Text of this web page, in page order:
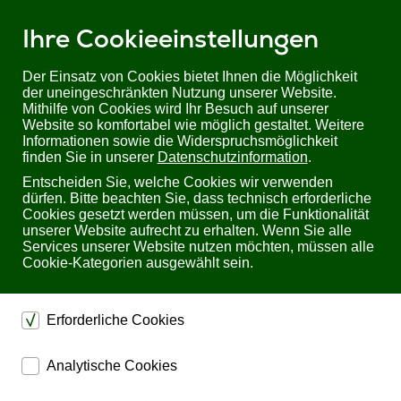
Ihre Cookieeinstellungen
Der Einsatz von Cookies bietet Ihnen die Möglichkeit
der uneingeschränkten Nutzung unserer Website.
Mithilfe von Cookies wird Ihr Besuch auf unserer
Website so komfortabel wie möglich gestaltet. Weitere
Informationen sowie die Widerspruchsmöglichkeit
finden Sie in unserer Datenschutzinformation.
Entscheiden Sie, welche Cookies wir verwenden
dürfen. Bitte beachten Sie, dass technisch erforderliche
Cookies gesetzt werden müssen, um die Funktionalität
unserer Website aufrecht zu erhalten. Wenn Sie alle
Services unserer Website nutzen möchten, müssen alle
Cookie-Kategorien ausgewählt sein.
Erforderliche Cookies
dienen dem technischen einwandfreien Betrieb unserer
Website.
Analytische Cookies
Sie befinden sich hier:Startseite Produkte
Restposten
4x2 1080p HDMI-Matrix: PM4X2 von aavara
4x2 1080p HDMI-Matrix: PM4X2 von aavara